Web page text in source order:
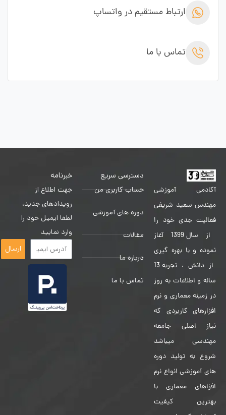
ارتباط مستقیم در واتساپ
تماس با ما
آکادمی آموزشی
مهندس سعید شریفی
فعالیت جدی خود را
از سال 1399 آغاز
نموده و با بهره گیری
از دانش ، تجربه 13
ساله و اطلاعات به روز
در زمینه معماری و نرم
افزارهای کاربردی که
نیاز اصلی جامعه
مهندسی میباشد
شروع به تولید دوره
های آموزشی انواع نرم
افزاهای معماری با
بهترین کیفیت
دسترسی سریع
حساب کاربری من
دوره های آموزشی
مقالات
درباره ما
تماس با ما
خبرنامه
جهت اطلاع از
رویدادهای جدید،
لطفا ایمیل خود را
وارد نمایید
ارسال